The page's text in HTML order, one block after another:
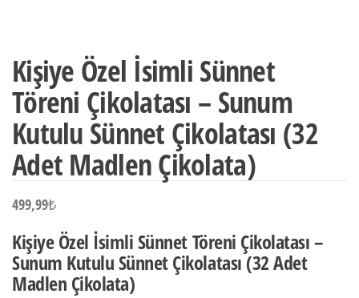
Kişiye Özel İsimli Sünnet
Töreni Çikolatası – Sunum
Kutulu Sünnet Çikolatası (32
Adet Madlen Çikolata)
499,99₺
Kişiye Özel İsimli Sünnet Töreni Çikolatası –
Sunum Kutulu Sünnet Çikolatası (32 Adet
Madlen Çikolata)